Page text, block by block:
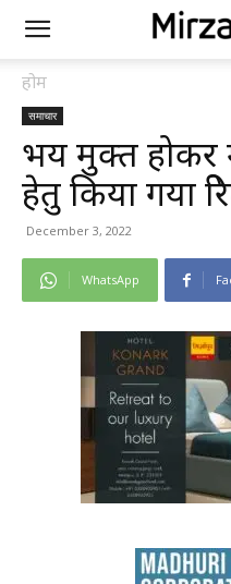
होम
समाचार
भय मुक्त होकर
हेतु किया गया
December 3, 2022
WhatsApp